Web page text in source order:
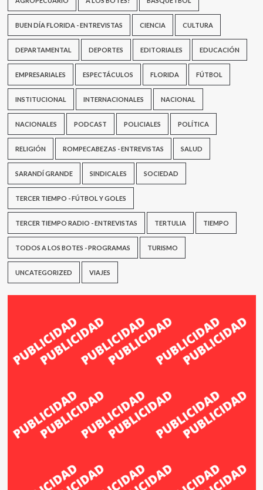
a
demostrar
en
la
BUEN DÍA FLORIDA - ENTREVISTAS CIENCIA CULTURA
DEPARTAMENTAL DEPORTES EDITORIALES EDUCACIÓN
EMPRESARIALES ESPECTÁCULOS FLORIDA FÚTBOL
INSTITUCIONAL INTERNACIONALES NACIONAL
NACIONALES PODCAST POLICIALES POLÍTICA
RELIGIÓN ROMPECABEZAS - ENTREVISTAS SALUD
SARANDÍ GRANDE SINDICALES SOCIEDAD
TERCER TIEMPO - FÚTBOL Y GOLES
TERCER TIEMPO RADIO - ENTREVISTAS TERTULIA TIEMPO
TODOS A LOS BOTES - PROGRAMAS TURISMO
UNCATEGORIZED VIAJES